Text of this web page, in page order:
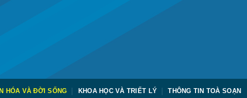
HÓA VÀ ĐỜI SỐNG KHOA HỌC VÀ TRIẾT LÝ THÔNG TIN TOÀ SOẠN